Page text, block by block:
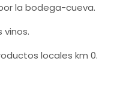
la bodega-cueva.
locales km 0.